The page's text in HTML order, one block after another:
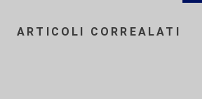
ARTICOLI CORREALATI